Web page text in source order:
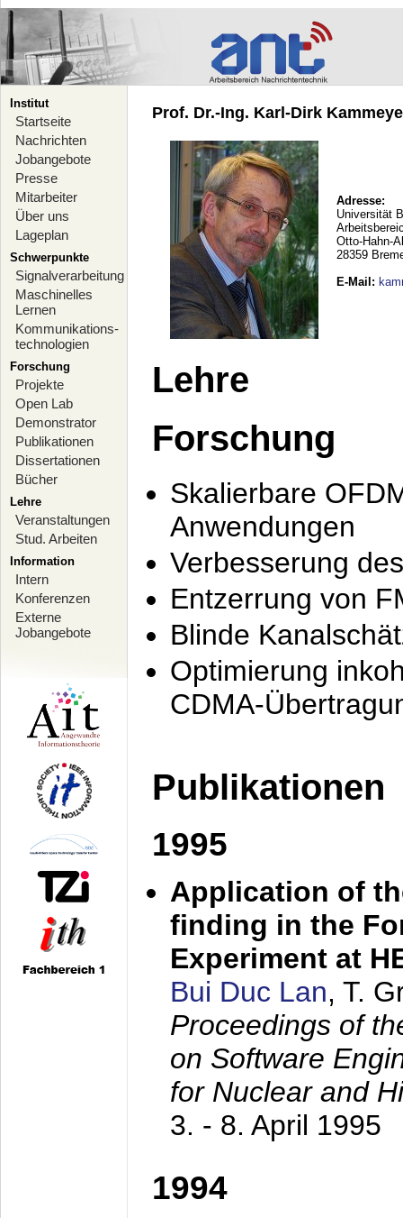
Institut
Startseite
Nachrichten
Jobangebote
Presse
Mitarbeiter
Über uns
Lageplan
Schwerpunkte
Signalverarbeitung
Maschinelles
Lernen
Kommunikations-
technologien
Forschung
Projekte
Open Lab
Demonstrator
Publikationen
Dissertationen
Bücher
Lehre
Veranstaltungen
Stud. Arbeiten
Information
Intern
Konferenzen
Externe
Jobangebote
Prof. Dr.-Ing. Karl-Dirk
Adresse:
Universität
Otto-Hahn-
28359
E-Mail :
Lehre
Forschung
Skalierbare
Anwendungen
Verbesserung
Entzerrung von
Blinde
Optimierung
CDMA-
Publikationen
1995
Application of
finding in the
Experiment at
Bui Duc Lan, T.
Proceedings of
on Software
for Nuclear and
3. - 8. April 1995
1994